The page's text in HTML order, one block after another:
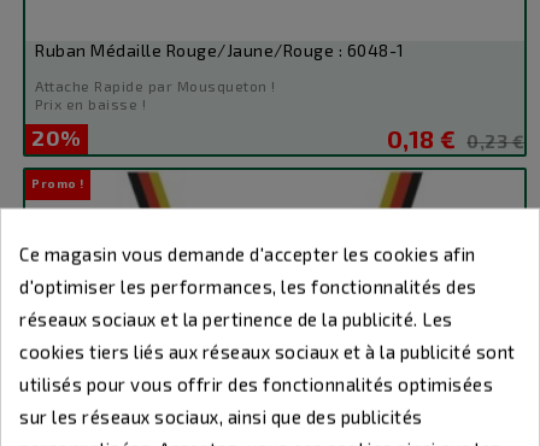
20%
Ruban Médaille Rouge/Jaune/Rouge : 6048-1
Attache Rapide par Mousqueton !
Prix en baisse !
Prix
0,18 € Prix
de
0,23 €
Promo !
Ce magasin vous demande d'accepter les cookies afin
d'optimiser les performances, les fonctionnalités des
réseaux sociaux et la pertinence de la publicité. Les
cookies tiers liés aux réseaux sociaux et à la publicité sont
utilisés pour vous offrir des fonctionnalités optimisées
sur les réseaux sociaux, ainsi que des publicités